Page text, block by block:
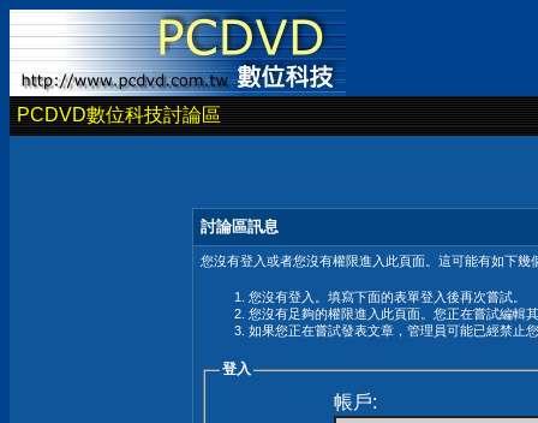
PCDVD數位科技討論區
討論區訊息
您沒有登入或者您沒有權限進入此頁面。這可能有如下幾
您沒有登入。填寫下面的表單登入後再次嘗試。
您沒有足夠的權限進入此頁面。您正在嘗試編輯
如果您正在嘗試發表文章，管理員可能已經禁止
登入
帳戶: